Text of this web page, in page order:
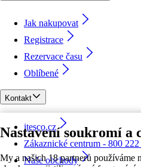
Nastavení soukromí a
My a našich 18 partnerů používáme
Jak nakupovat
Registrace
Rezervace času
Oblíbené
Kontakt
itesco.cz
Zákaznické centrum - 800
Naše obchody